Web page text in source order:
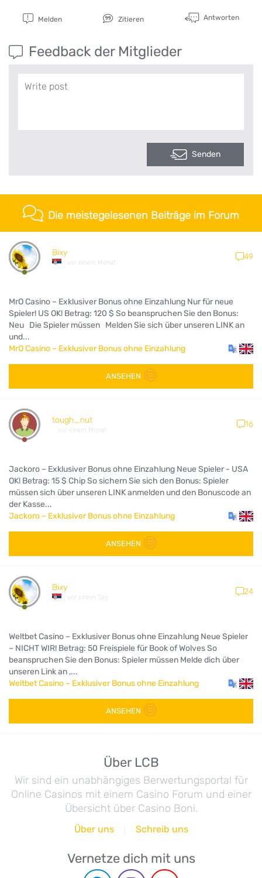
Melden Zitieren Antworten
Feedback der Mitglieder
Senden
Die meistegelesenen Beiträge im Forum
Bixy
vor einem Monat
49
MrO Casino – Exklusiver Bonus ohne Einzahlung Nur für neue
Spieler! US OK! Betrag: 120 $ So beanspruchen Sie den Bonus:
Neu Die Spieler müssen Melden Sie sich über unseren LINK an
und...
MrO Casino – Exklusiver Bonus ohne Einzahlung
ANSEHEN
tough_nut
vor einem Monat
16
Jackoro – Exklusiver Bonus ohne Einzahlung Neue Spieler - USA
OK! Betrag: 15 $ Chip So sichern Sie sich den Bonus: Spieler
müssen sich über unseren LINK anmelden und den Bonuscode an
der Kasse...
Jackoro – Exklusiver Bonus ohne Einzahlung
ANSEHEN
Bixy
vor einem Tag
24
Weltbet Casino – Exklusiver Bonus ohne Einzahlung Neue Spieler
– NICHT WIR! Betrag: 50 Freispiele für Book of Wolves So
beanspruchen Sie den Bonus: Spieler müssen Melde dich über
unseren Link an ,...
Weltbet Casino – Exklusiver Bonus ohne Einzahlung
ANSEHEN
Über LCB
Wir sind ein unabhängiges Berwertungsportal für
Online Casinos mit einem Casino Forum und einer
Übersicht über Casino Boni.
Über uns Schreib uns
Vernetze dich mit uns